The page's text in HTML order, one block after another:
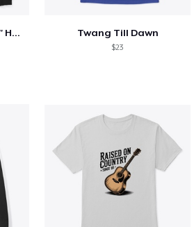
"IT'S OK TO NOT BE OK" Hoodie (BP LOGO) Twang Till Dawn
$23